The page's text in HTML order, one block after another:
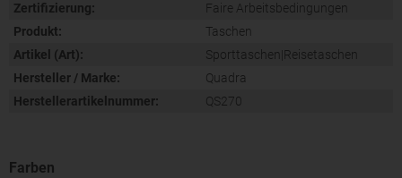
Zertifizierung:
Faire Arbeitsbedingungen
Produkt:
Taschen
Artikel (Art):
Sporttaschen|Reisetaschen
Hersteller / Marke:
Quadra
Herstellerartikelnummer:
QS270